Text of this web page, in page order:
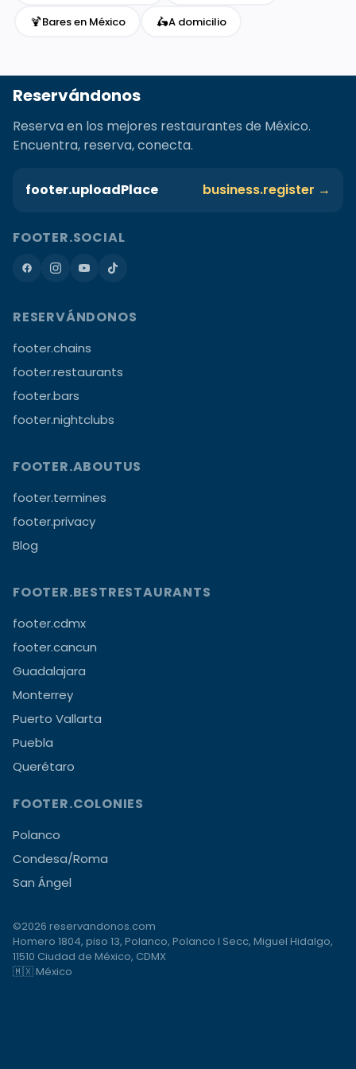
🍹Bares en México 🛵A domicilio
Reservándonos
Reserva en los mejores restaurantes de México.
Encuentra, reserva, conecta.
footer.uploadPlace business.register →
FOOTER.SOCIAL
RESERVÁNDONOS
footer.chains
footer.restaurants
footer.bars
footer.nightclubs
FOOTER.ABOUTUS
footer.termines
footer.privacy
Blog
FOOTER.BESTRESTAURANTS
footer.cdmx
footer.cancun
Guadalajara
Monterrey
Puerto Vallarta
Puebla
Querétaro
FOOTER.COLONIES
Polanco
Condesa/Roma
San Ángel
©2026 reservandonos.com
Homero 1804, piso 13, Polanco, Polanco I Secc, Miguel Hidalgo,
11510 Ciudad de México, CDMX
🇲🇽 México